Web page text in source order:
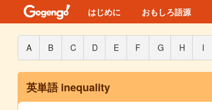
はじめに おもしろ語源
A B C D E F G H I
英単語 inequality